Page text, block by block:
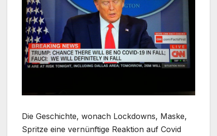
Die Geschichte, wonach Lockdowns, Maske,
Spritze eine vernünftige Reaktion auf Covid